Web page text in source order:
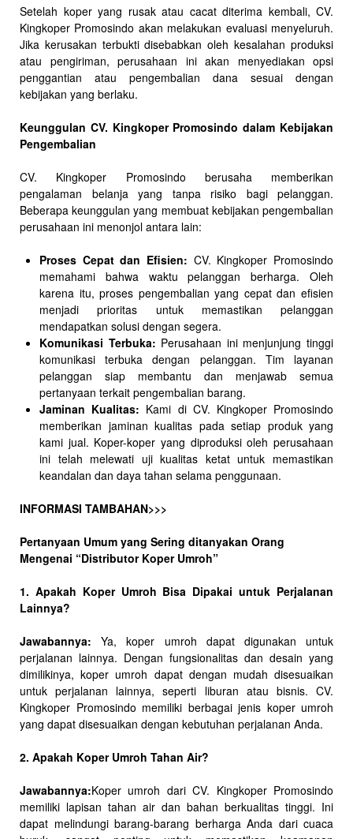
Setelah koper yang rusak atau cacat diterima kembali, CV.
Kingkoper Promosindo akan melakukan evaluasi menyeluruh.
Jika kerusakan terbukti disebabkan oleh kesalahan produksi
atau pengiriman, perusahaan ini akan menyediakan opsi
penggantian atau pengembalian dana sesuai dengan
kebijakan yang berlaku.
Keunggulan CV. Kingkoper Promosindo dalam Kebijakan
Pengembalian
CV. Kingkoper Promosindo berusaha memberikan
pengalaman belanja yang tanpa risiko bagi pelanggan.
Beberapa keunggulan yang membuat kebijakan pengembalian
perusahaan ini menonjol antara lain:
Proses Cepat dan Efisien: CV. Kingkoper Promosindo
memahami bahwa waktu pelanggan berharga. Oleh
karena itu, proses pengembalian yang cepat dan efisien
menjadi prioritas untuk memastikan pelanggan
mendapatkan solusi dengan segera.
Komunikasi Terbuka: Perusahaan ini menjunjung tinggi
komunikasi terbuka dengan pelanggan. Tim layanan
pelanggan siap membantu dan menjawab semua
pertanyaan terkait pengembalian barang.
Jaminan Kualitas: Kami di CV. Kingkoper Promosindo
memberikan jaminan kualitas pada setiap produk yang
kami jual. Koper-koper yang diproduksi oleh perusahaan
ini telah melewati uji kualitas ketat untuk memastikan
keandalan dan daya tahan selama penggunaan.
INFORMASI TAMBAHAN>>>
Pertanyaan Umum yang Sering ditanyakan Orang
Mengenai “Distributor Koper Umroh”
1. Apakah Koper Umroh Bisa Dipakai untuk Perjalanan
Lainnya?
Jawabannya: Ya, koper umroh dapat digunakan untuk
perjalanan lainnya. Dengan fungsionalitas dan desain yang
dimilikinya, koper umroh dapat dengan mudah disesuaikan
untuk perjalanan lainnya, seperti liburan atau bisnis. CV.
Kingkoper Promosindo memiliki berbagai jenis koper umroh
yang dapat disesuaikan dengan kebutuhan perjalanan Anda.
2. Apakah Koper Umroh Tahan Air?
Jawabannya:Koper umroh dari CV. Kingkoper Promosindo
memiliki lapisan tahan air dan bahan berkualitas tinggi. Ini
dapat melindungi barang-barang berharga Anda dari cuaca